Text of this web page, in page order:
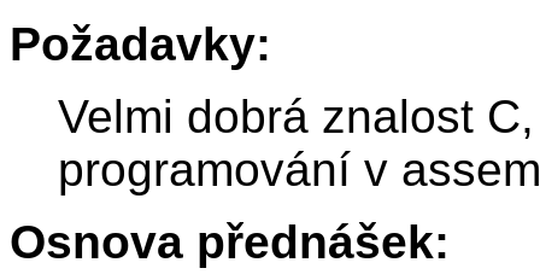
Požadavky:
Velmi dobrá znalost
programování v
Osnova přednášek: